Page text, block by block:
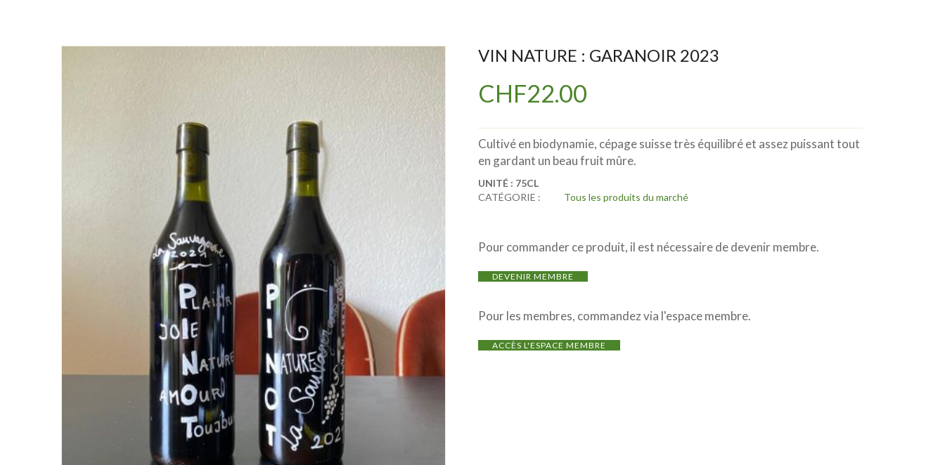
VIN NATURE : GARANOIR 2023
CHF22.00
Cultivé en biodynamie, cépage suisse très équilibré et assez puissant tout
en gardant un beau fruit mûre.
UNITÉ : 75CL
CATÉGORIE :
Tous les produits du marché
Pour commander ce produit, il est nécessaire de devenir membre.
DEVENIR MEMBRE
Pour les membres, commandez via l'espace membre.
ACCÈS L'ESPACE MEMBRE